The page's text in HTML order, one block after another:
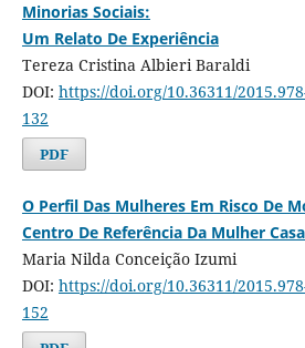
Minorias Sociais:
Um Relato De Experiência
Tereza Cristina Albieri Baraldi
DOI: https://doi.org/10.36311/
132
PDF
O Perfil Das Mulheres Em Risco De
Centro De Referência Da Mulher
Maria Nilda Conceição Izumi
DOI: https://doi.org/10.36311/
152